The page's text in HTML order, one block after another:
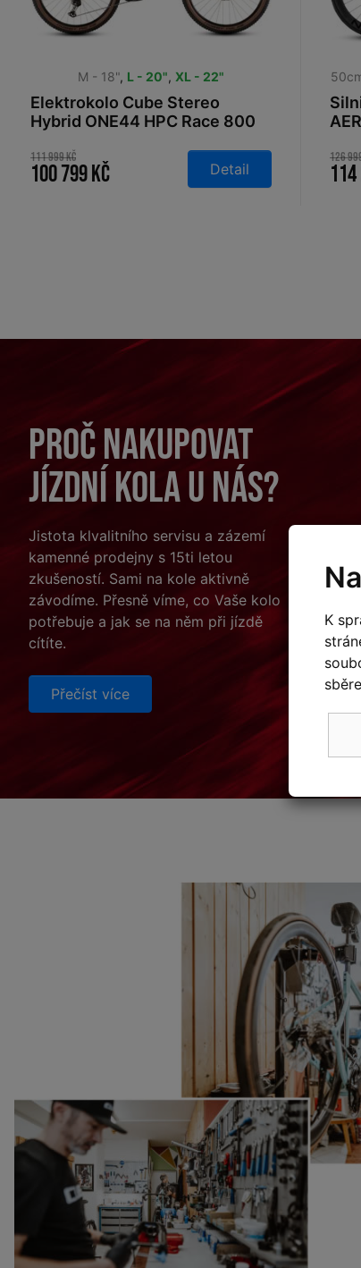
M - 18", L - 20", XL - 22"
Elektrokolo Cube Stereo
Hybrid ONE44 HPC Race 800
111 999 Kč
100 799 Kč Detail
126
Proč nakupovat
jízdní kola u nás?
Jistota klvalitního servisu a zázemí
kamenné prodejny s 15ti letou
zkušeností. Sami na kole aktivně
závodíme. Přesně víme, co Vaše kolo
potřebuje a jak se na něm při jízdě
cítíte.
Přečíst více
K